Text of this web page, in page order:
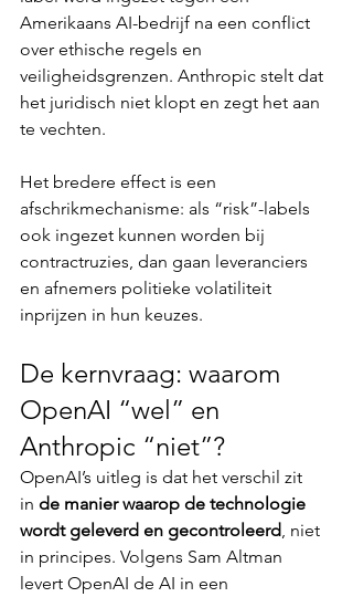
Amerikaans AI-bedrijf na een conflict
over ethische regels en
veiligheidsgrenzen. Anthropic stelt dat
het juridisch niet klopt en zegt het aan
te vechten.
Het bredere effect is een
afschrikmechanisme: als “risk”-labels
ook ingezet kunnen worden bij
contractruzies, dan gaan leveranciers
en afnemers politieke volatiliteit
inprijzen in hun keuzes.
De kernvraag: waarom
OpenAI “wel” en
Anthropic “niet”?
OpenAI’s uitleg is dat het verschil zit
in de manier waarop de technologie
wordt geleverd en gecontroleerd , niet
in principes. Volgens Sam Altman
levert OpenAI de AI in een